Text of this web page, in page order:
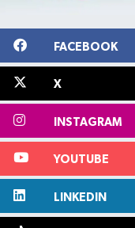
FACEBOOK
X
INSTAGRAM
YOUTUBE
LINKEDIN